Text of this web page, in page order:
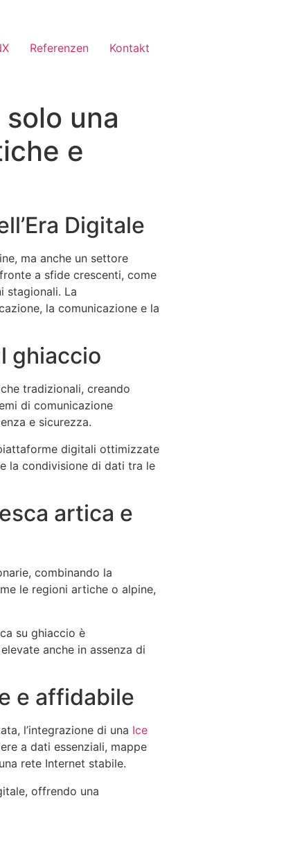
Referenzen Kontakt
una
e
Digitale
ma anche un settore
a sfide crescenti, come
stagionali. La
la comunicazione e la
ghiaccio
tradizionali, creando
di comunicazione
e sicurezza.
digitali ottimizzate
la condivisione di dati tra le
artica e
combinando la
le regioni artiche o alpine,
su ghiaccio è
anche in assenza di
e affidabile
l’integrazione di una Ice
a dati essenziali, mappe
rete Internet stabile.
offrendo una